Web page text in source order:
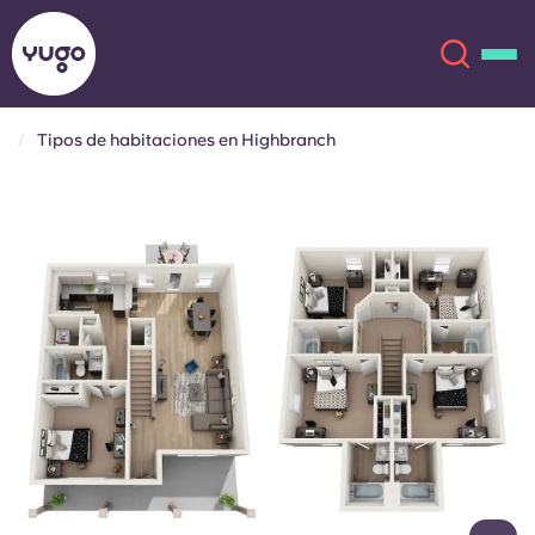
Ubicaciones
Más
Cuenta Idioma
English (US)
Chinese Español
Català Deutsch
Italian French
Portuguese
Tipos de habitaciones en Highbranch